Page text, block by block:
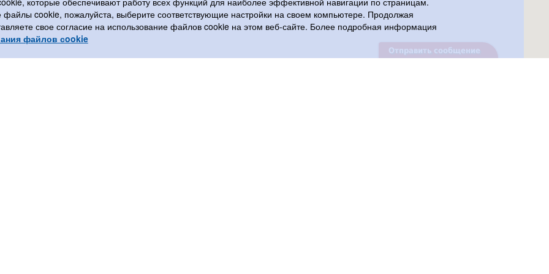
Отправить сообщение
cookie, пожалуйста, выберите соответствующие настройки на своем компьютере. Продолжая
свое согласие на использование файлов cookie на этом веб-сайте. Более подробная информация
файлов сookie